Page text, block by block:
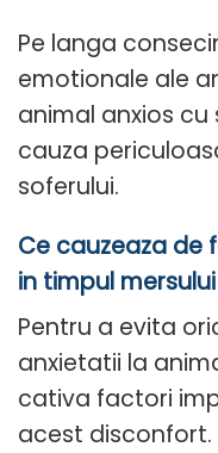
Pe langa
emotionale ale
animal anxios
cauza
soferului.
Ce cauzeaza de
in timpul
Pentru a evita
anxietatii la
cativa factori
acest disconfort.